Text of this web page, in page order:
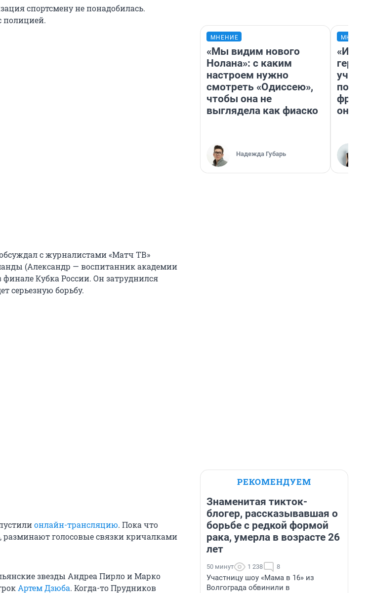
спортсмену не понадобилась.
полицией.
с журналистами «Матч ТВ»
(Александр — воспитанник академии
финале Кубка России. Он затруднился
серьезную борьбу.
онлайн-трансляцию. Пока что
разминают голосовые связки кричалками
звезды Андреа Пирло и Марко
Артем Дзюба. Когда-то Прудников
МНЕНИЕ
«Мы видим нового
Нолана»: с каким
настроем нужно
смотреть «Одиссею»,
чтобы она не
выглядела как фиаско
Надежда Губарь
учит
она
РЕКОМЕНДУЕМ
Знаменитая тикток-
блогер, рассказывавшая о
борьбе с редкой формой
рака, умерла в возрасте 26
лет
50 минут 1 238 8
Участницу шоу «Мама в 16» из
Волгограда обвинили в